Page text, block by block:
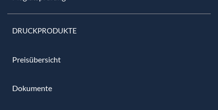
DRUCKPRODUKTE
Preisübersicht
Dokumente